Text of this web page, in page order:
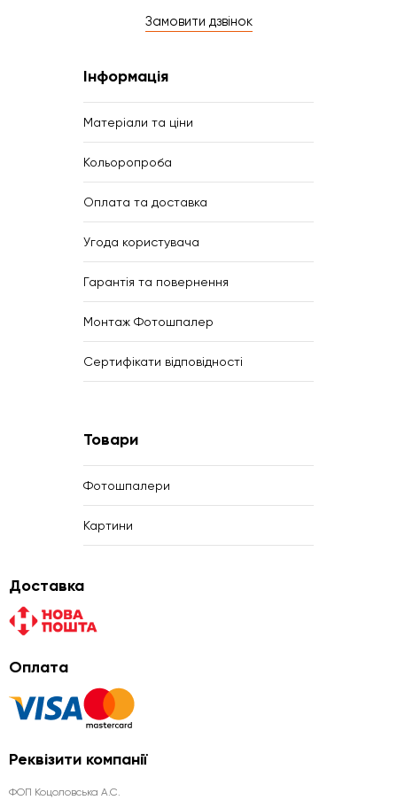
Замовити дзвінок
Інформація
Матеріали та ціни
Кольоропроба
Оплата та доставка
Угода користувача
Гарантія та повернення
Монтаж Фотошпалер
Сертифікати відповідності
Товари
Фотошпалери
Картини
Доставка
Оплата
Реквізити компанії
ФОП Коцоловська А.С.